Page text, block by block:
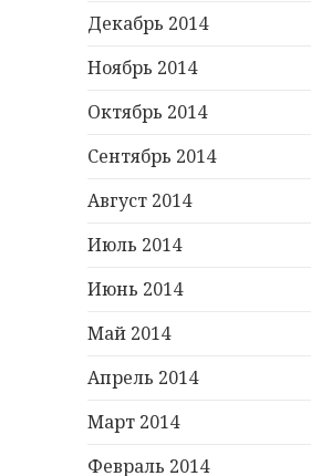
Декабрь 2014
Ноябрь 2014
Октябрь 2014
Сентябрь 2014
Август 2014
Июль 2014
Июнь 2014
Май 2014
Апрель 2014
Март 2014
Февраль 2014